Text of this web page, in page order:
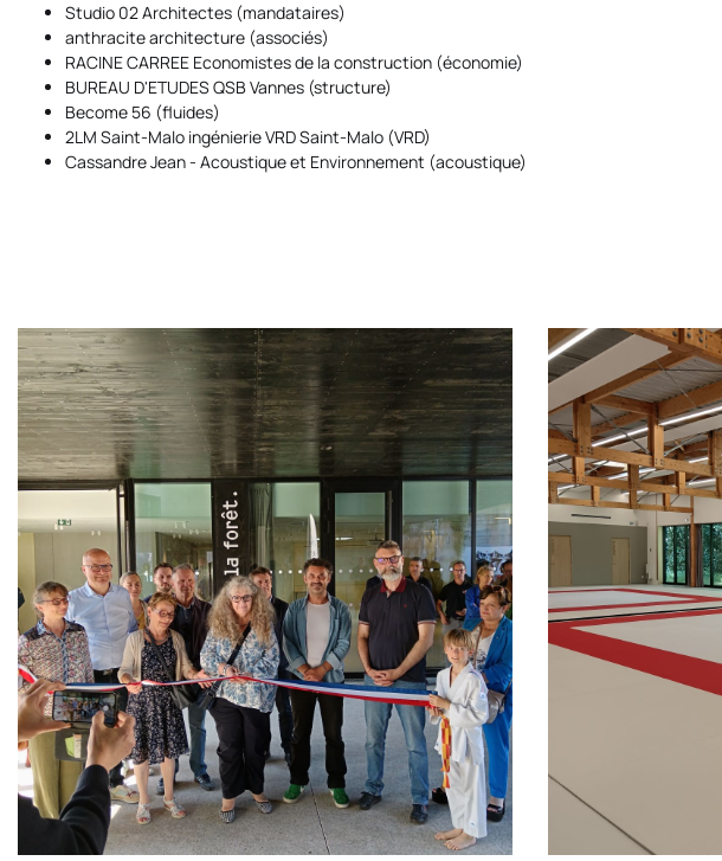
Studio 02 Architectes (mandataires)
anthracite architecture (associés)
RACINE CARREE Economistes de la construction (économie)
BUREAU D'ETUDES QSBVannes (structure)
Become 56 (fluides)
2LM Saint-Malo ingénierie VRDSaint-Malo (VRD)
Cassandre Jean- Acoustique et Environnement (acoustique)